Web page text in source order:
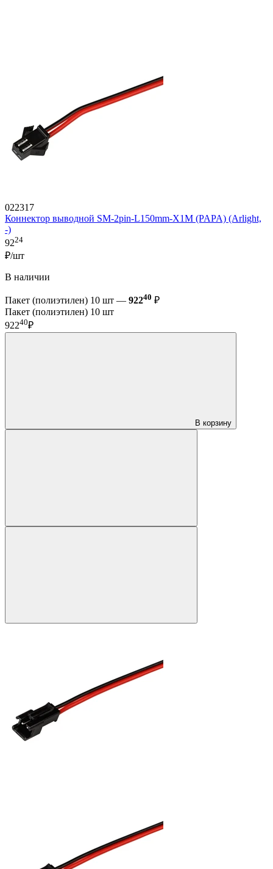
022317
Коннектор выводной SM-2pin-L150mm-X1M (PAPA) (Arlight,
-)
9224
₽/шт
В наличии
Пакет (полиэтилен) 10 шт — 92240 ₽
Пакет (полиэтилен) 10 шт
92240₽
В корзину